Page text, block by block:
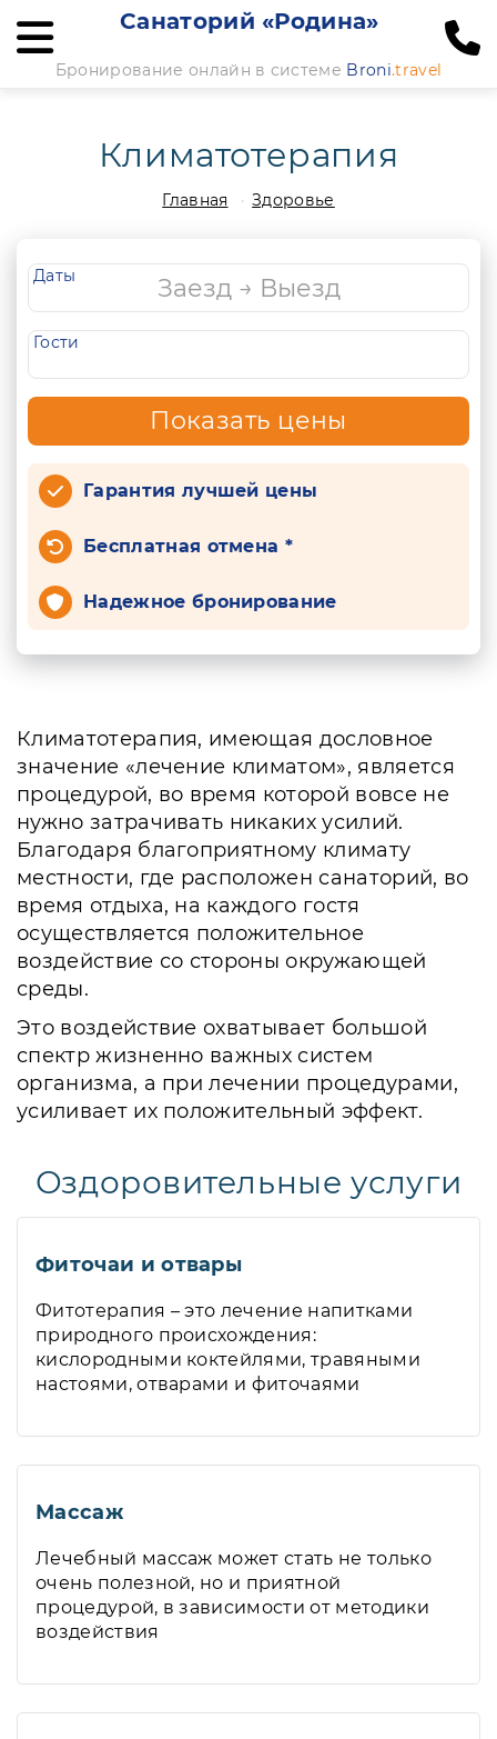
Санаторий «Родина»
Бронирование онлайн в системе Broni.travel
Климатотерапия
Главная Здоровье
Даты
Гости
Показать цены
Гарантия лучшей цены
Бесплатная отмена *
Надежное бронирование
Климатотерапия, имеющая дословное
значение «лечение климатом», является
процедурой, во время которой вовсе не
нужно затрачивать никаких усилий.
Благодаря благоприятному климату
местности, где расположен санаторий, во
время отдыха, на каждого гостя
осуществляется положительное
воздействие со стороны окружающей
среды.
Это воздействие охватывает большой
спектр жизненно важных систем
организма, а при лечении процедурами,
усиливает их положительный эффект.
Оздоровительные услуги
Фиточаи и отвары
Фитотерапия – это лечение напитками
природного происхождения:
кислородными коктейлями, травяными
настоями, отварами и фиточаями
Массаж
Лечебный массаж может стать не только
очень полезной, но и приятной
процедурой, в зависимости от методики
воздействия